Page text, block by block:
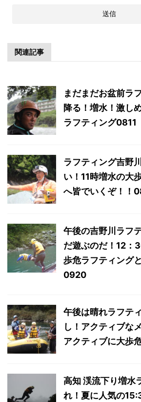
関連記事
まだまだお盆前ラ
降る！増水！激し
ラフティング0811
ラフティング吉野
い！11時増水の大
へ皆でいくぞ！！
午後の吉野川ラフ
だ遊ぶのだ！12：
歩危ラフティング
0920
午後は晴れラフテ
し！アクティブな
アクティブに大歩
高知 渓流下り増水
れ！夏に人気の